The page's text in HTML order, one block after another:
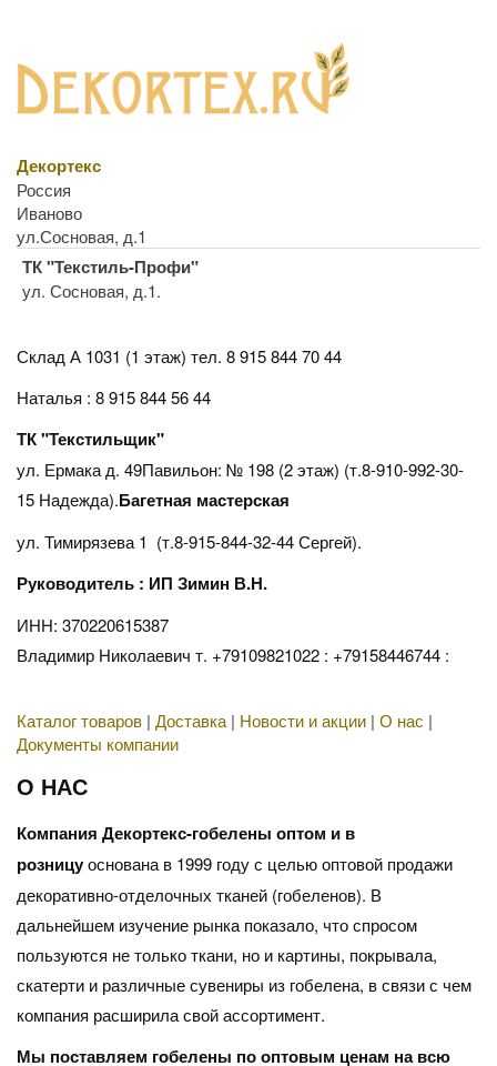
Декортекс
Россия
Иваново
ул.Сосновая, д.1
ТК "Текстиль-Профи"
ул. Сосновая, д.1.
Склад А 1031 (1 этаж) тел. 8 915 844 70 44
Наталья : 8 915 844 56 44
ТК "Текстильщик"
ул. Ермака д. 49Павильон: № 198 (2 этаж) (т.8-910-992-30-
15 Надежда).Багетная мастерская
ул. Тимирязева 1 (т.8-915-844-32-44 Сергей).
Руководитель : ИП Зимин В.Н.
ИНН: 370220615387
Владимир Николаевич т. +79109821022 : +79158446744 :
Каталог товаров | Доставка | Новости и акции | О нас |
Документы компании
О НАС
Компания Декортекс-гобелены оптом и в
розницуоснована в 1999 году с целью оптовой продажи
декоративно-отделочных тканей (гобеленов). В
дальнейшем изучение рынка показало, что спросом
пользуются не только ткани, но и картины, покрывала,
скатерти и различные сувениры из гобелена, в связи с чем
компания расширила свой ассортимент.
Мы поставляем гобелены по оптовым ценам на всю